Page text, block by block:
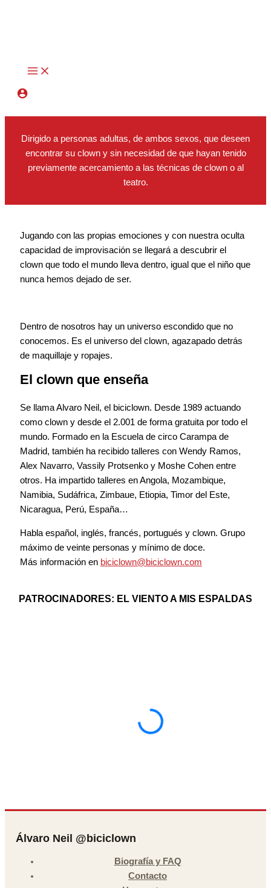
Dirigido a personas adultas, de ambos sexos, que deseen
encontrar su clown y sin necesidad de que hayan tenido
previamente acercamiento a las técnicas de clown o al
teatro.
Jugando con las propias emociones y con nuestra oculta
capacidad de improvisación se llegará a descubrir el
clown que todo el mundo lleva dentro, igual que el niño que
nunca hemos dejado de ser.
Dentro de nosotros hay un universo escondido que no
conocemos. Es el universo del clown, agazapado detrás
de maquillaje y ropajes.
El clown que enseña
Se llama Alvaro Neil, el biciclown. Desde 1989 actuando
como clown y desde el 2.001 de forma gratuita por todo el
mundo. Formado en la Escuela de circo Carampa de
Madrid, también ha recibido talleres con Wendy Ramos,
Alex Navarro, Vassily Protsenko y Moshe Cohen entre
otros. Ha impartido talleres en Angola, Mozambique,
Namibia, Sudáfrica, Zimbaue, Etiopia, Timor del Este,
Nicaragua, Perú, España…
Habla español, inglés, francés, portugués y clown. Grupo
máximo de veinte personas y mínimo de doce.
Más información en biciclown@biciclown.com
PATROCINADORES: EL VIENTO A MIS ESPALDAS
Álvaro Neil @biciclown
Biografía y FAQ
Contacto